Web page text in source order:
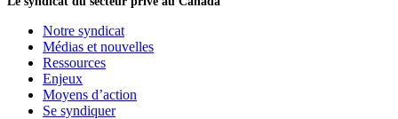
Notre syndicat
Médias et nouvelles
Ressources
Enjeux
Moyens d’action
Se syndiquer